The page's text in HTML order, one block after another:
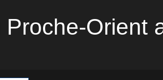
Orient